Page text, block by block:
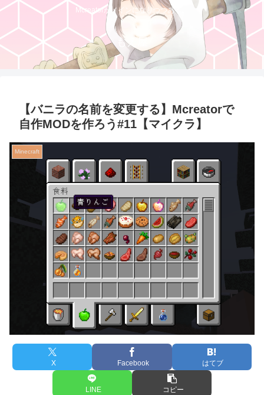
Mcreatorがメインになりつつある。
もえ屋
【バニラの名前を変更する】Mcreatorで
自作MODを作ろう#11【マイクラ】
Minecraft
X Facebook はてブ
LINE コピー